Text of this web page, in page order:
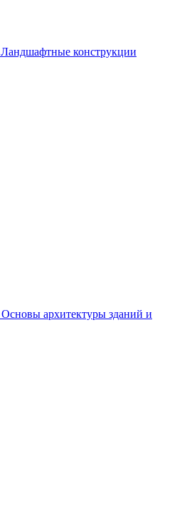
Ландшафтные конструкции
Основы архитектуры зданий и